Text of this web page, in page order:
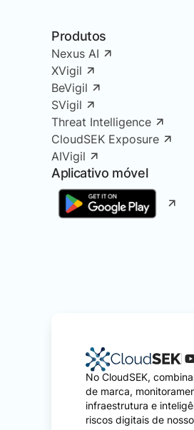
Produtos
Nexus AI
XVigil
BeVigil
SVigil
Threat Intelligence
CloudSEK Exposure
AIVigil
Aplicativo móvel
No CloudSEK,
de marca,
infraestrutura e
riscos digitais de